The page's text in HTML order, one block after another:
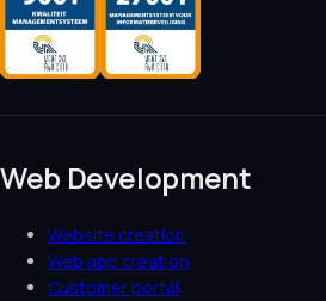
Web Development
Website creation
Web app creation
Customer portal